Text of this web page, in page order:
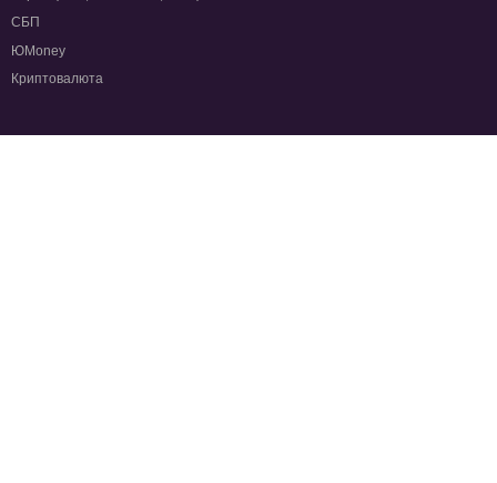
СБП
ЮMoney
Криптовалюта